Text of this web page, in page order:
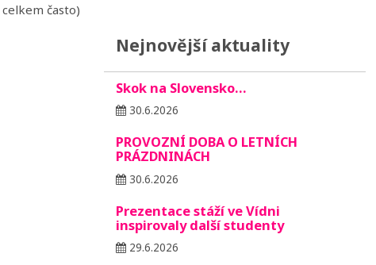
často)
Nejnovější aktuality
Skok na Slovensko…
30.6.2026
PROVOZNÍ DOBA O LETNÍCH
PRÁZDNINÁCH
30.6.2026
Prezentace stáží ve Vídni
inspirovaly další studenty
29.6.2026